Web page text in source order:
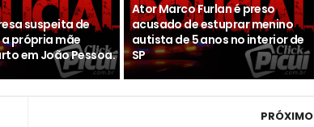
suspeita de
própria mãe
em João Pessoa.
Ator Marco Furlan é preso
acusado de estuprar menino
autista de 5 anos no interior de
SP
PRÓXIMO